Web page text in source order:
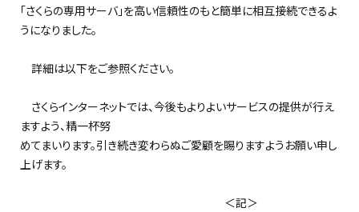
「さくらの専用サーバ」を高い信頼性のもと簡単に相互接続できるよ
うになりました。
詳細は以下をご参照ください。
さくらインターネットでは、今後もよりよいサービスの提供が行え
ますよう、精一杯努
めてまいります。引き続き変わらぬご愛顧を賜りますようお願い申し
上げます。
＜記＞